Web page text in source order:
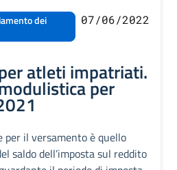
dei
07/06/2022
atleti impatriati.
per
il versamento è quello
saldo dell’imposta sul reddito